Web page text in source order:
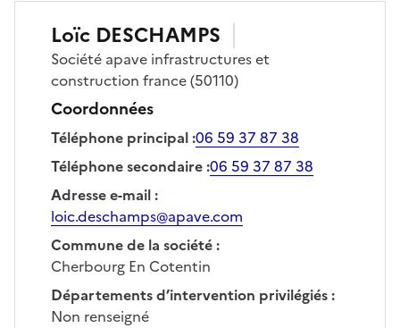
Loïc DESCHAMPS
Société apave infrastructures et
construction france(50110)
Coordonnées
Téléphone principal:06 59 37 87 38
Téléphone secondaire:06 59 37 87 38
Adresse e-mail:
loic.deschamps@apave.com
Commune de la société:
Cherbourg En Cotentin
Départements d’intervention privilégiés:
Non renseigné